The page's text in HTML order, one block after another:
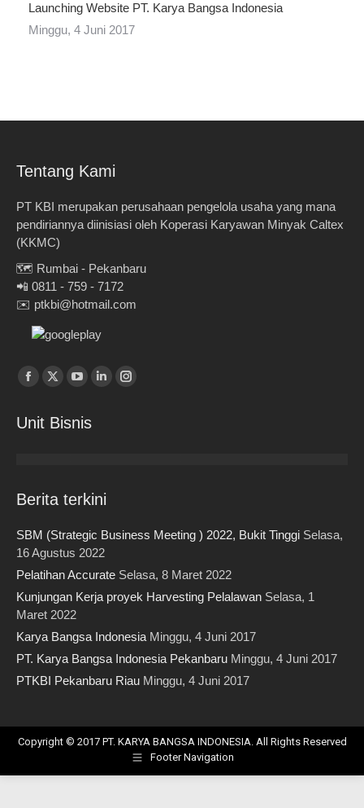
Launching Website PT. Karya Bangsa Indonesia
Minggu, 4 Juni 2017
Tentang Kami
PT KBI merupakan perusahaan pengelola usaha yang mana
pendiriannya diinisiasi oleh Koperasi Karyawan Minyak Caltex
(KKMC)
🗺️ Rumbai - Pekanbaru
📲 0811 - 759 - 7172
✉️ ptkbi@hotmail.com
Find us on:
Facebook
opens
window
X
opens
window
YouTube
opens
window
Linkedin
window
Instagram
Unit Bisnis
Berita terkini
SBM (Strategic Business Meeting ) 2022, Bukit Tinggi Selasa,
16 Agustus 2022
Pelatihan Accurate Selasa, 8 Maret 2022
Kunjungan Kerja proyek Harvesting Pelalawan Selasa, 1
Maret 2022
Karya Bangsa Indonesia Minggu, 4 Juni 2017
PT. Karya Bangsa Indonesia Pekanbaru Minggu, 4 Juni 2017
PTKBI Pekanbaru Riau Minggu, 4 Juni 2017
Copyright © 2017 PT. KARYA BANGSA INDONESIA. All Rights Reserved
Footer Navigation